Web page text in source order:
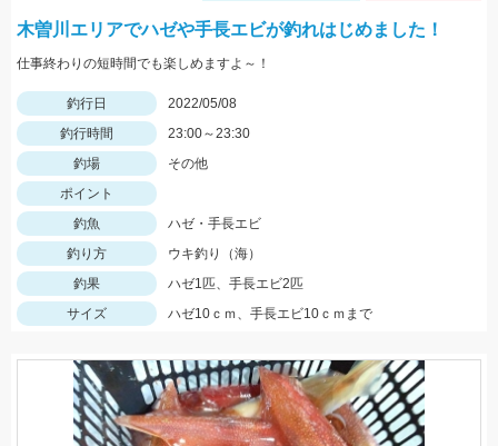
木曽川エリアでハゼや手長エビが釣れはじめました！
仕事終わりの短時間でも楽しめますよ～！
釣行日
2022/05/08
釣行時間
23:00～23:30
釣場
その他
ポイント
釣魚
ハゼ・手長エビ
釣り方
ウキ釣り（海）
釣果
ハゼ1匹、手長エビ2匹
サイズ
ハゼ10ｃｍ、手長エビ10ｃｍまで